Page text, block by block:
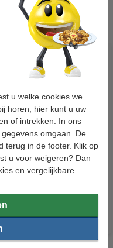
u welke cookies we
horen; hier kunt u uw
of intrekken. In ons
omgaan. De
terug in de footer. Klik op
u voor weigeren? Dan
en vergelijkbare
Brady M21-187-C-342 tape
zwart op wit 8,51 mm
x 2,10 m (origineel)
€ 78,50